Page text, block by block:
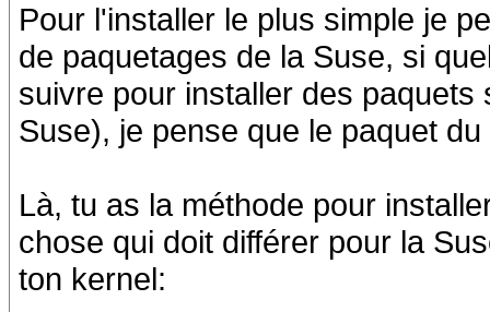
Pour l'installer le plus simple je
de paquetages de la Suse, si
suivre pour installer des
Suse), je pense que le paquet
Là, tu as la méthode pour
chose qui doit différer pour la
ton kernel: